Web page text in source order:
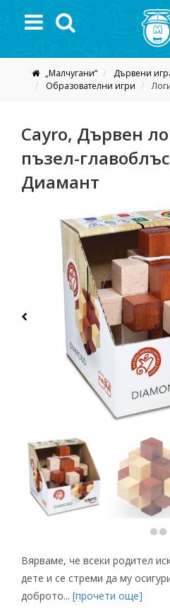
„Малчугани“ Дървени
Образователни игри
Cayro, Дървен
пъзел-
Диамант
Вярваме, че всеки родител
дете и се стреми да му
доброто... [прочети още]